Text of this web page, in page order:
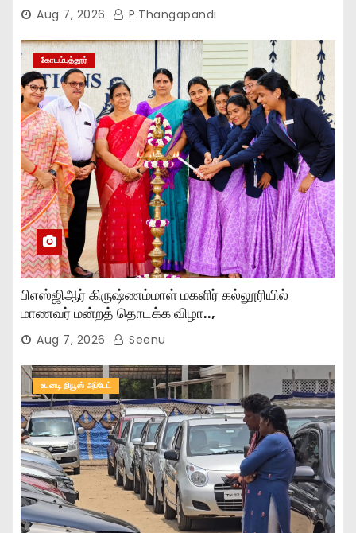
Aug 7, 2026 P.Thangapandi
கோயம்புத்தூர்
பிஎஸ்ஜிஆர் கிருஷ்ணம்மாள் மகளிர் கல்லூரியில்
மாணவர் மன்றத் தொடக்க விழா..,
Aug 7, 2026 Seenu
உடனடி நியூஸ் அப்டேட்